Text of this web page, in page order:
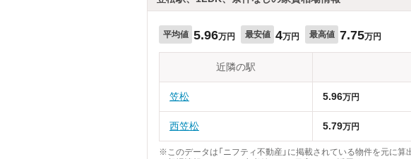
平均値 5.96万円 最安値 4万円 最高値 7.75万円
近隣の駅
笠松 5.96万円
西笠松 5.79万円
※このデータは「ニフティ不動産」に掲載されている物件を元に